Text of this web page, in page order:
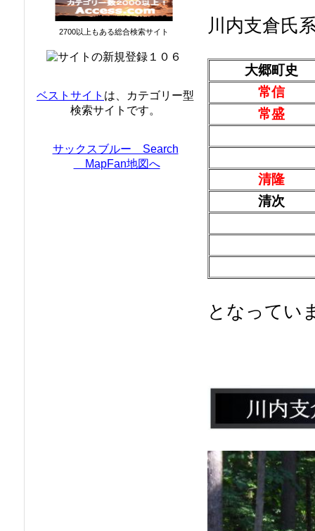
川内支倉氏
大郷町史
常信
常盛
清隆
清次
となってい
2700以上もある総合検索サイト
ベストサイト は、カテゴリー型
検索サイトです。
サックスブルー Search
MapFan地図へ